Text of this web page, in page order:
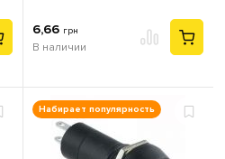
6,66 грн
В наличии
Набирает популярность